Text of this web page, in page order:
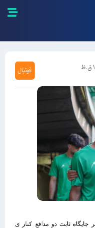
فوتبال
ثابت دو مدافع کنار ی